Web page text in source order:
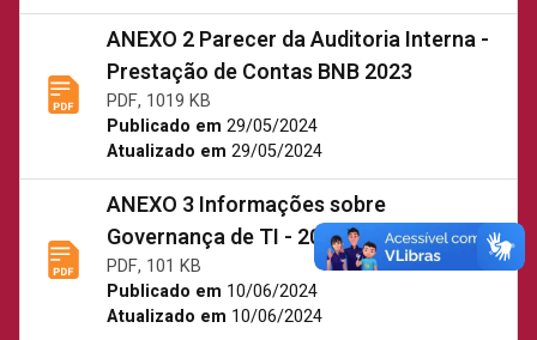
ANEXO 2 Parecer da Auditoria Interna -
Prestação de Contas BNB 2023
PDF, 1019 KB
Publicado em 29/05/2024
Atualizado em 29/05/2024
ANEXO 3 Informações sobre
Governança de TI - 2023.pdf
PDF, 101 KB
Publicado em 10/06/2024
Atualizado em 10/06/2024